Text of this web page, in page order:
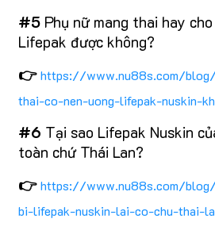
#5 Phụ nữ mang thai hay
Lifepak được không?
👉https://www.nu88s.com/
thai-co-nen-uong-lifepak-nuskin-
#6 Tại sao Lifepak Nuskin
toàn chứ Thái Lan?
👉https://www.nu88s.com/
bi-lifepak-nuskin-lai-co-chu-thai-